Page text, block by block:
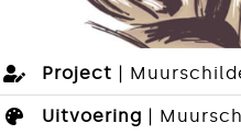
Project |
Uitvoering
|